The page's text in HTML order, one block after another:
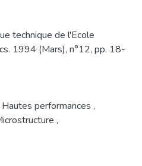
technique de l'Ecole
1994 (Mars), n°12, pp. 18-
Hautes performances ,
,